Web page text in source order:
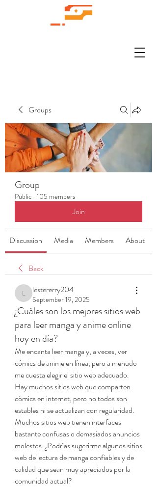
Groups
Group
Public · 105 members
Join
Discussion Media Members About
Back
lestererry204
lestererry204
September 19, 2025
¿Cuáles son los mejores sitios web
para leer manga y anime online
hoy en día?
Me encanta leer manga y, a veces, ver
cómics de anime en línea, pero a menudo
me cuesta elegir el sitio web adecuado.
Hay muchos sitios web que comparten
cómics en internet, pero no todos son
estables ni se actualizan con regularidad.
Muchos sitios web tienen interfaces
bastante confusas o demasiados anuncios
molestos. ¿Podrías sugerirme algunos sitios
web de lectura de manga confiables y de
calidad que sean muy apreciados por la
comunidad actual?